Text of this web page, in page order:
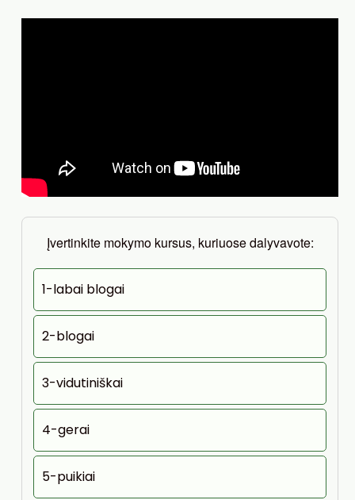
Įvertinkite mokymo kursus, kuriuose dalyvavote:
1-labai blogai
2-blogai
3-vidutiniškai
4-gerai
5-puikiai